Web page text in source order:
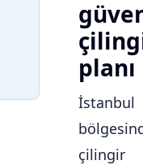
planı
İstanbul
çilingir